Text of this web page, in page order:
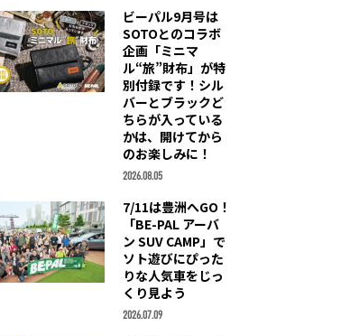
ビーパル9月号は
SOTOとのコラボ
企画「ミニマ
ル“旅”財布」が特
別付録です！シル
バーとブラックど
ちらが入っている
かは、開けてから
のお楽しみに！
2026.08.05
7/11は豊洲へGO！
「BE-PAL アーバ
ン SUV CAMP」で
ソト遊びにぴった
りな人気車をじっ
くり見よう
2026.07.09